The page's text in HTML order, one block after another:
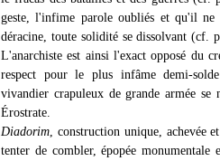
geste, l'infime parole oubliés et qu'il
déracine, toute solidité se dissolvant (cf.
L'anarchiste est ainsi l'exact opposé du
respect pour le plus infâme demi-
vivandier crapuleux de grande armée se
Érostrate.
Diadorim , construction unique, achevée
tenter de combler, épopée monumentale